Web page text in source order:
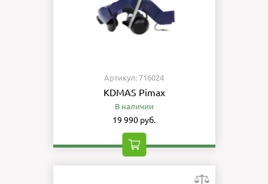
Артикул: 716024
KDMAS Pimax
В наличии
19 990 руб.